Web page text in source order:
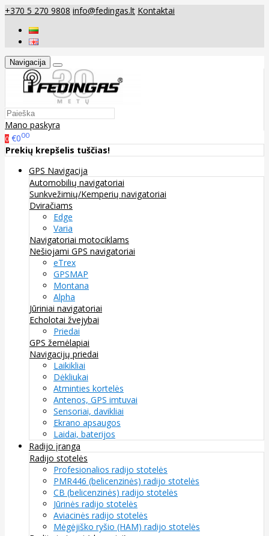
+370 5 270 9808 info@fedingas.lt Kontaktai
Navigacija
Mano paskyra
0 €000
Prekių krepšelis tuščias!
GPS Navigacija
Automobilių navigatoriai
Sunkvežimių/Kemperių navigatoriai
Dviračiams
Edge
Varia
Navigatoriai motociklams
Nešiojami GPS navigatoriai
eTrex
GPSMAP
Montana
Alpha
Jūriniai navigatoriai
Echolotai žvejybai
Priedai
GPS žemėlapiai
Navigacijų priedai
Laikikliai
Dėkliukai
Atminties kortelės
Antenos, GPS imtuvai
Sensoriai, davikliai
Ekrano apsaugos
Laidai, baterijos
Radijo įranga
Radijo stotelės
Profesionalios radijo stotelės
PMR446 (belicenzinės) radijo stotelės
CB (belicenzinės) radijo stotelės
Jūrinės radijo stotelės
Aviacinės radijo stotelės
Mėgėjiško ryšio (HAM) radijo stotelės